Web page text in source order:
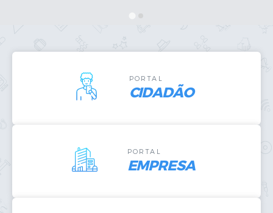
PORTAL
CIDADÃO
PORTAL
EMPRESA